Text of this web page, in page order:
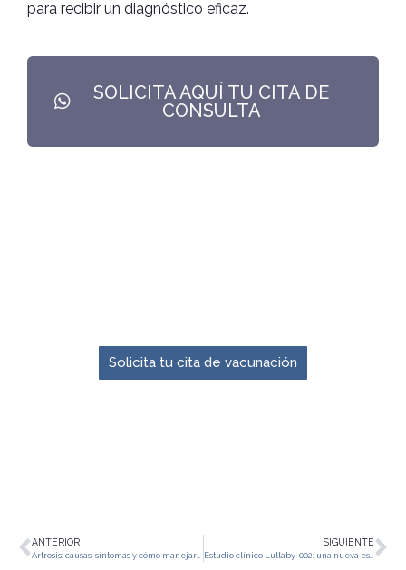
para recibir un diagnóstico eficaz.
SOLICITA AQUÍ TU CITA DE
CONSULTA
Solicita tu cita de vacunación
ANTERIOR SIGUIENTE
Estudio clínico Lullaby-002: una nueva esperanza para prevenir la varicela en los niños